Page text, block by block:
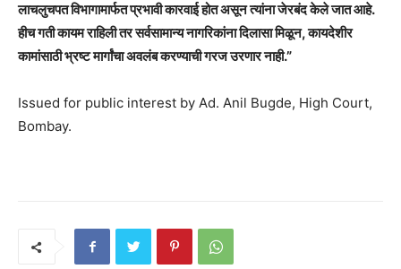
लाचलुचपत विभागामार्फत प्रभावी कारवाई होत असून त्यांना जेरबंद केले जात आहे.
हीच गती कायम राहिली तर सर्वसामान्य नागरिकांना दिलासा मिळून, कायदेशीर
कामांसाठी भ्रष्ट मार्गांचा अवलंब करण्याची गरज उरणार नाही.”
Issued for public interest by Ad. Anil Bugde, High Court,
Bombay.